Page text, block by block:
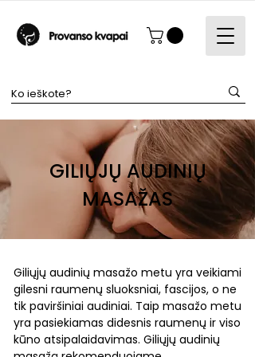
GILIŲJŲ AUDINIŲ
MASAŽAS
Giliųjų audinių masažo metu yra veikiami
gilesni raumenų sluoksniai, fascijos, o ne
tik paviršiniai audiniai. Taip masažo metu
yra pasiekiamas didesnis raumenų ir viso
kūno atsipalaidavimas. Giliųjų audinių